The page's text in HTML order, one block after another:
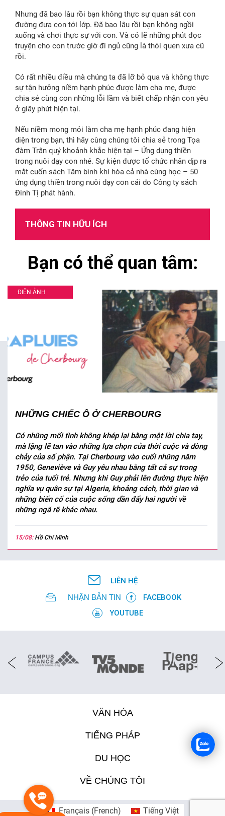
Nhưng đã bao lâu rồi bạn không thực sự quan sát con
đường đưa con tới lớp. Đã bao lâu rồi bạn không ngồi
xuống và chơi thực sự với con. Và có lẽ những phút đọc
truyện cho con trước giờ đi ngủ cũng là thói quen xưa cũ
rồi.
Có rất nhiều điều mà chúng ta đã lỡ bỏ qua và không thực
sự tận hưởng niềm hạnh phúc được làm cha mẹ, được
chia sẻ cùng con những lỗi lầm và biết chấp nhận con yêu
ở giây phút hiện tại.
Nếu niềm mong mỏi làm cha mẹ hạnh phúc đang hiện
diện trong bạn, thì hãy cùng chúng tôi chia sẻ trong Tọa
đàm Trân quý khoảnh khắc hiện tại – Ứng dụng thiền
trong nuôi dạy con nhé. Sự kiện được tổ chức nhân dịp ra
mắt cuốn sách Tâm bình khí hòa cả nhà cùng học – 50
ứng dụng thiền trong nuôi dạy con cái do Công ty sách
Đinh Tị phát hành.
THÔNG TIN HỮU ÍCH
Bạn có thể quan tâm:
ĐIỆN ẢNH
NHỮNG CHIẾC Ô Ở CHERBOURG
Có những mối tình không khép lại bằng một lời chia tay,
mà lặng lẽ tan vào những lựa chọn của thời cuộc và dòng
chảy của số phận. Tại Cherbourg vào cuối những năm
1950, Geneviève và Guy yêu nhau bằng tất cả sự trong
trẻo của tuổi trẻ. Nhưng khi Guy phải lên đường thực hiện
nghĩa vụ quân sự tại Algeria, khoảng cách, thời gian và
những biến cố của cuộc sống dần đẩy hai người về
những ngã rẽ khác nhau.
15/08: Hồ Chí Minh
LIÊN HỆ
NHẬN BẢN TIN
FACEBOOK
YOUTUBE
VĂN HÓA
TIẾNG PHÁP
DU HỌC
VỀ CHÚNG TÔI
Français(French) Tiếng Việt